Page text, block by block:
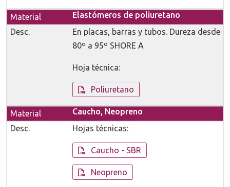
Elastómeros de poliuretano
En placas, barras y tubos. Dureza desde
80º a 95º SHORE A
Hoja técnica:
Poliuretano
Caucho, Neopreno
Hojas técnicas:
Caucho - SBR
Neopreno